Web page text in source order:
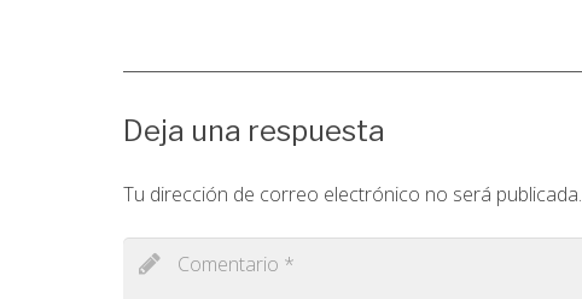
Deja una respuesta
Tu dirección de correo electrónico no será publicada.